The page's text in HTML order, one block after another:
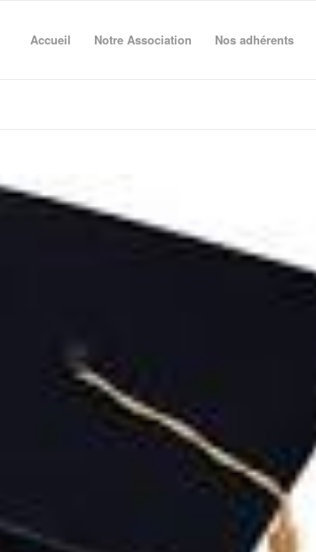
Accueil Notre Association Nos adhérents